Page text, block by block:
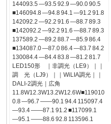
144093.5 ―93.5 92.9 ―90.0 90.5
■146094.8 ―94.8 94.1 ―91.2 91.8
142092.2 ―92.2 91.6 ―88.7 89.3
■142092.2 ―92.2 91.6 ―88.7 89.3
137589.2 ―89.2 88.7 ―85.9 86.4
■134087.0 ―87.0 86.4 ―83.7 84.2
130084.4 ―84.4 83.8 ―81.2 81.7
LED150形 ｜非調光（LE9）｜｜
調 光（LJ9）｜｜WiLIA調光｜｜
DALI-2調光｜広角
11.8W12.3W13.2W12.6W■119010
0.8 ―96.7 ――90.1 94.4 115097.4
―93.4 ――87.1 91.2 ■117099.1
―95.1 ――88.6 92.8 113596.1